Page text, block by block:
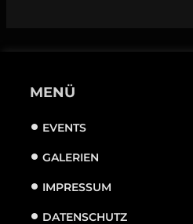
MENÜ
EVENTS
GALERIEN
IMPRESSUM
DATENSCHUTZ